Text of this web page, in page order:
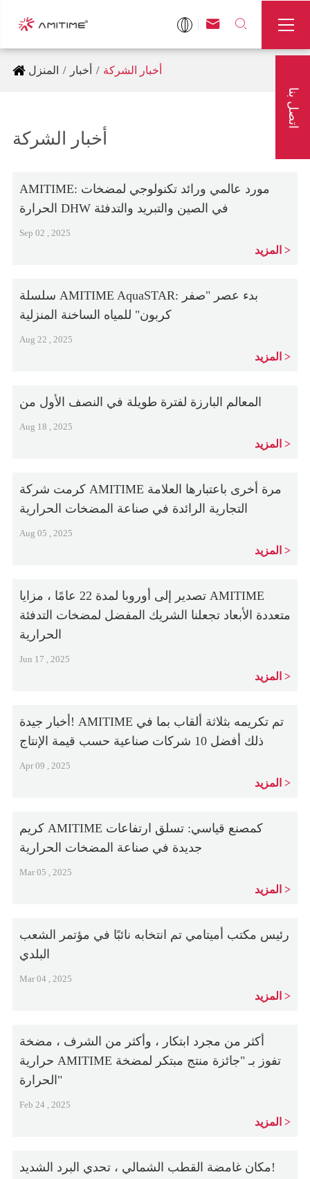
 

المنزل أخبار أخبار الشركة
أخبار الشركة
AMITIME: مورد عالمي ورائد تكنولوجي لمضخات
الحرارة DHW في الصين والتبريد والتدفئة
Sep 02 , 2025
المزيد
سلسلة AMITIME AquaSTAR: بدء عصر "صفر
كربون" للمياه الساخنة المنزلية
Aug 22 , 2025
المزيد
المعالم البارزة لفترة طويلة في النصف الأول من
Aug 18 , 2025
المزيد
كرمت شركة AMITIME مرة أخرى باعتبارها العلامة
التجارية الرائدة في صناعة المضخات الحرارية
Aug 05 , 2025
المزيد
تصدير إلى أوروبا لمدة 22 عامًا ، مزايا AMITIME
متعددة الأبعاد تجعلنا الشريك المفضل لمضخات التدفئة
الحرارية
Jun 17 , 2025
المزيد
أخبار جيدة! AMITIME تم تكريمه بثلاثة ألقاب بما في
ذلك أفضل 10 شركات صناعية حسب قيمة الإنتاج
Apr 09 , 2025
المزيد
كريم AMITIME كمصنع قياسي: تسلق ارتفاعات
جديدة في صناعة المضخات الحرارية
Mar 05 , 2025
المزيد
رئيس مكتب أميتامي تم انتخابه نائبًا في مؤتمر الشعب
البلدي
Mar 04 , 2025
المزيد
أكثر من مجرد ابتكار ، وأكثر من الشرف ، مضخة
حرارية AMITIME تفوز بـ "جائزة منتج مبتكر لمضخة
الحرارة"
Feb 24 , 2025
المزيد
مكان غامضة القطب الشمالي ، تحدي البرد الشديد!
اتصل بنا